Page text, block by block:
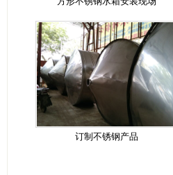
订制不锈钢产品